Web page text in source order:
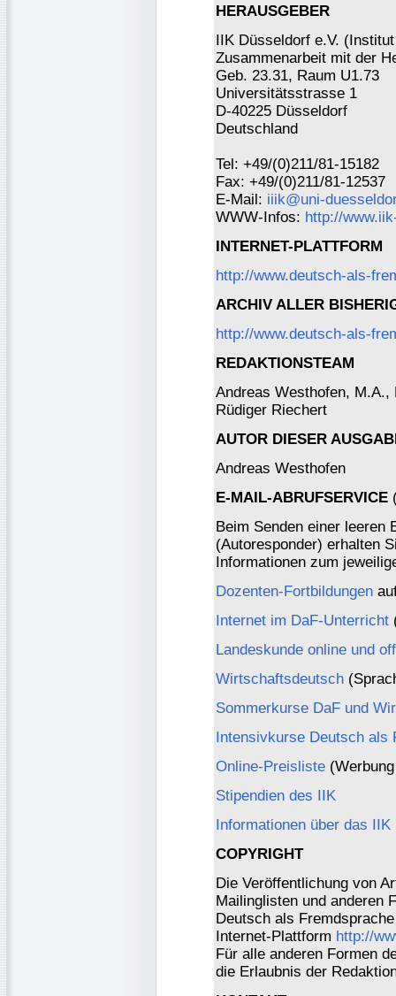
HERAUSGEBER
IIK Düsseldorf e.V.
Zusammenarbeit mit der
Geb. 23.31, Raum U1.73
Universitätsstrasse 1
D-40225 Düsseldorf
Deutschland
Tel: +49/(0)211/81-15182
Fax: +49/(0)211/81-12537
E-Mail: iiik@uni-
WWW-Infos: http://
INTERNET-PLATTFORM
http://www.deutsch-als-
ARCHIV ALLER
http://www.deutsch-als-
REDAKTIONSTEAM
Andreas Westhofen, M.A.,
Rüdiger Riechert
AUTOR DIESER
Andreas Westhofen
E-MAIL-ABRUFSERVICE
Beim Senden einer leeren
(Autoresponder) erhalten
Informationen zum
Dozenten-Fortbildungen
Internet im DaF-Unterricht
Landeskunde online und
Wirtschaftsdeutsch
Sommerkurse DaF und
Intensivkurse Deutsch als
Online-Preisliste
Stipendien des IIK
Informationen über das IIK
COPYRIGHT
Die Veröffentlichung von
Mailinglisten und anderen
Deutsch als
Internet-Plattform http://
Für alle anderen Formen
die Erlaubnis der